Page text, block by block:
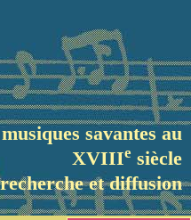
savantes au
XVIIIe siècle
recherche et diffusion